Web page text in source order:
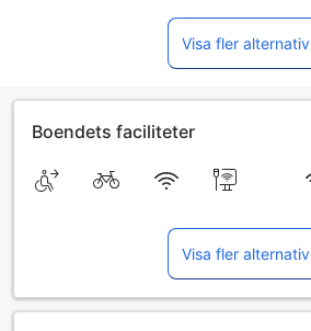
Visa fler alternativ
Boendets faciliteter
Visa fler alternativ